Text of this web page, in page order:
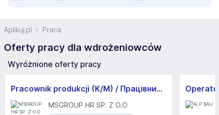
Aplikuj.pl Praca
Oferty pracy dla wdrożeniowców
Wyróżnione oferty pracy
Pracownik produkcji (K/M) / Працівники продукції Huber-Suhner (K/M)
MSGROUP HR SP. Z O.O